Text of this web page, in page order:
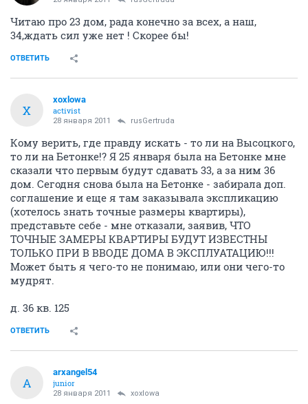
Читаю про 23 дом, рада конечно за всех, а наш,
34,ждать сил уже нет ! Скорее бы!
ОТВЕТИТЬ
X
xoxlowa
activist
28 января 2011 rusGertruda
Кому верить, где правду искать - то ли на Высоцкого,
то ли на Бетонке!? Я 25 января была на Бетонке мне
сказали что первым будут сдавать 33, а за ним 36
дом. Сегодня снова была на Бетонке - забирала доп.
соглашение и еще я там заказывала экспликацию
(хотелось знать точные размеры квартиры),
представьте себе - мне отказали, заявив, ЧТО
ТОЧНЫЕ ЗАМЕРЫ КВАРТИРЫ БУДУТ ИЗВЕСТНЫ
ТОЛЬКО ПРИ В ВВОДЕ ДОМА В ЭКСПЛУАТАЦИЮ!!!
Может быть я чего-то не понимаю, или они чего-то
мудрят.
д. 36 кв. 125
ОТВЕТИТЬ
A
arxangel54
junior
28 января 2011 xoxlowa